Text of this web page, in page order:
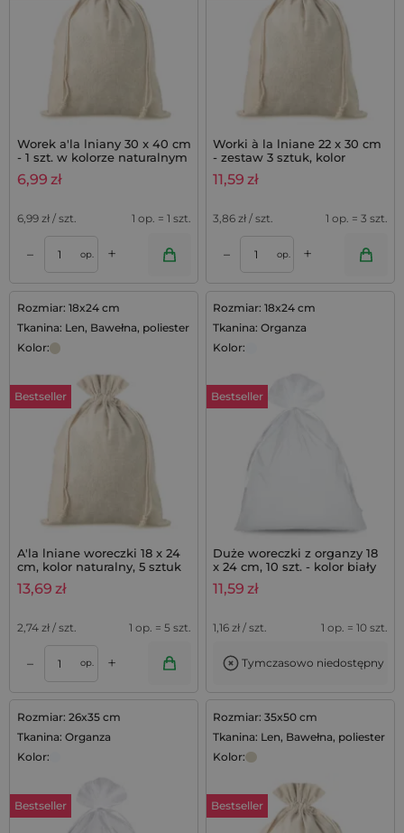
Worek a'la lniany 30 x 40 cm
- 1 szt. w kolorze naturalnym
6,99 zł
6,99 zł / szt. 1 op. = 1 szt.
– op. +
Worki à la lniane 22 x 30 cm
- zestaw 3 sztuk, kolor
naturalny
11,59 zł
3,86 zł / szt. 1 op. = 3 szt.
– op. +
Rozmiar: 18x24 cm
Tkanina: Len, Bawełna, poliester
Kolor:
Bestseller
A'la lniane woreczki 18 x 24
cm, kolor naturalny, 5 sztuk
13,69 zł
2,74 zł / szt. 1 op. = 5 szt.
– op. +
Rozmiar: 18x24 cm
Tkanina: Organza
Kolor:
Bestseller
Duże woreczki z organzy 18
x 24 cm, 10 szt. - kolor biały
11,59 zł
1,16 zł / szt. 1 op. = 10 szt.
Tymczasowo niedostępny
Rozmiar: 26x35 cm
Tkanina: Organza
Kolor:
Bestseller
Rozmiar: 35x50 cm
Tkanina: Len, Bawełna, poliester
Kolor:
Bestseller